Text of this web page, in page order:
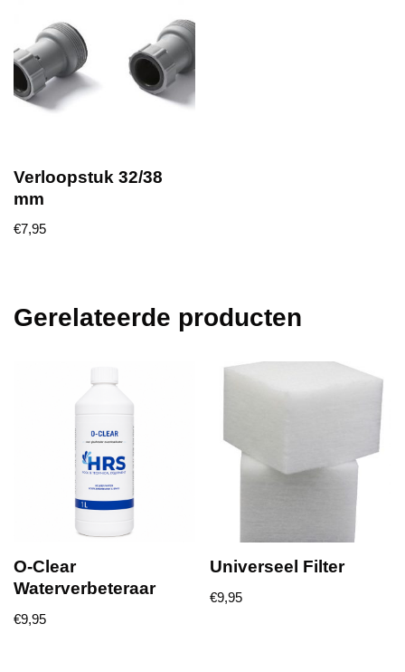
Verloopstuk 32/38
mm
€7,95
Gerelateerde producten
O-Clear
Waterverbeteraar
€9,95
Universeel Filter
€9,95